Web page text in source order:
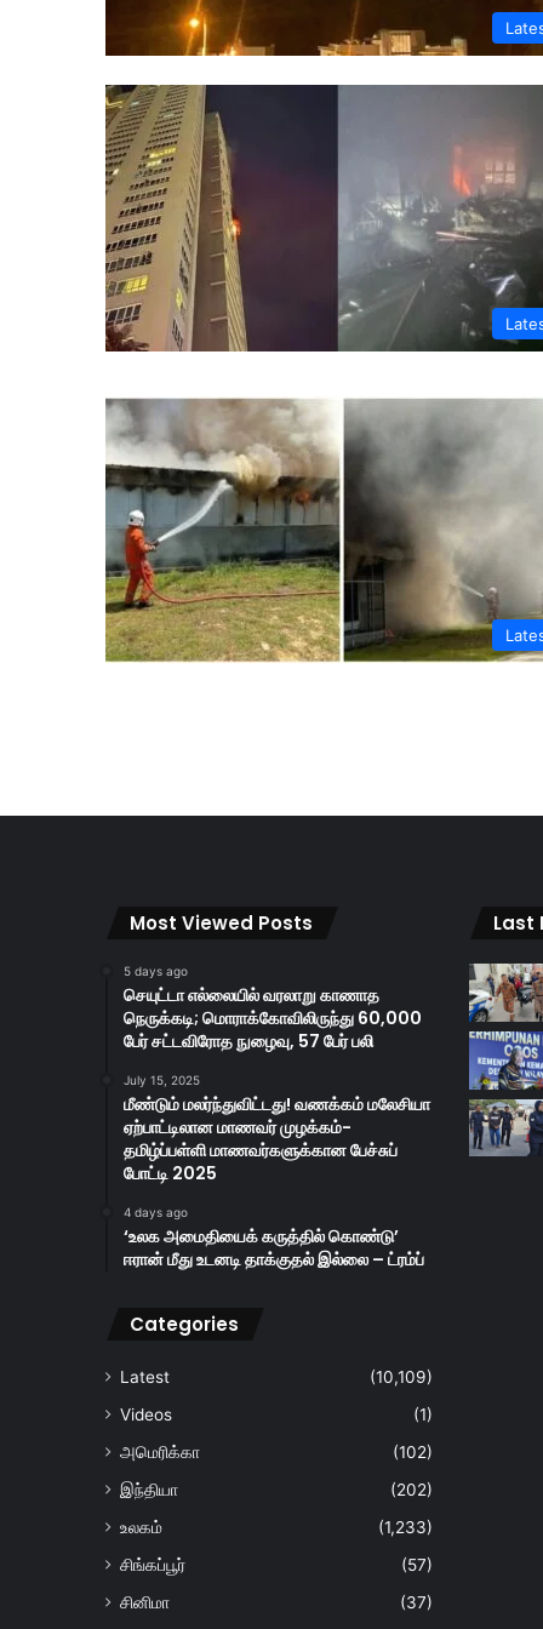
Most Viewed Posts
5 days ago
செயுட்டா எல்லையில் வரலாறு காணாத
நெருக்கடி; மொராக்கோவிலிருந்து 60,000
பேர் சட்டவிரோத நுழைவு, 57 பேர் பலி
July 15, 2025
மீண்டும் மலர்ந்துவிட்டது! வணக்கம் மலேசியா
ஏற்பாட்டிலான மாணவர் முழக்கம்-
தமிழ்ப்பள்ளி மாணவர்களுக்கான பேச்சுப்
போட்டி 2025
4 days ago
‘உலக அமைதியைக் கருத்தில் கொண்டு’
ஈரான் மீது உடனடி தாக்குதல் இல்லை – ட்ரம்ப்
Categories
Latest
(10,109)
Videos
(1)
அமெரிக்கா
(102)
இந்தியா
(202)
உலகம்
(1,233)
சிங்கப்பூர்
(57)
சினிமா
(37)
Last